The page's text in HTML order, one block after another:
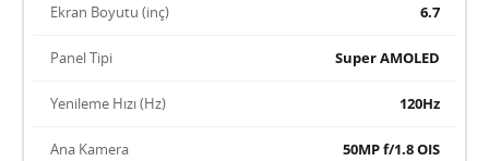
Ekran Boyutu (inç) 6.7
Panel Tipi Super AMOLED
Yenileme Hızı (Hz) 120Hz
Ana Kamera 50MP f/1.8 OIS